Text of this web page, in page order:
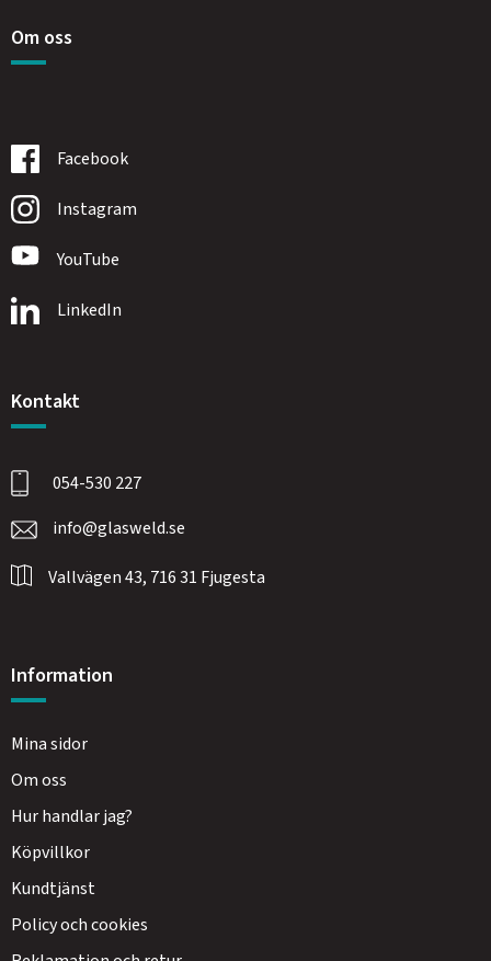
Om oss
Facebook
Instagram
YouTube
LinkedIn
Kontakt
054-530 227
info@glasweld.se
Vallvägen 43, 716 31 Fjugesta
Information
Mina sidor
Om oss
Hur handlar jag?
Köpvillkor
Kundtjänst
Policy och cookies